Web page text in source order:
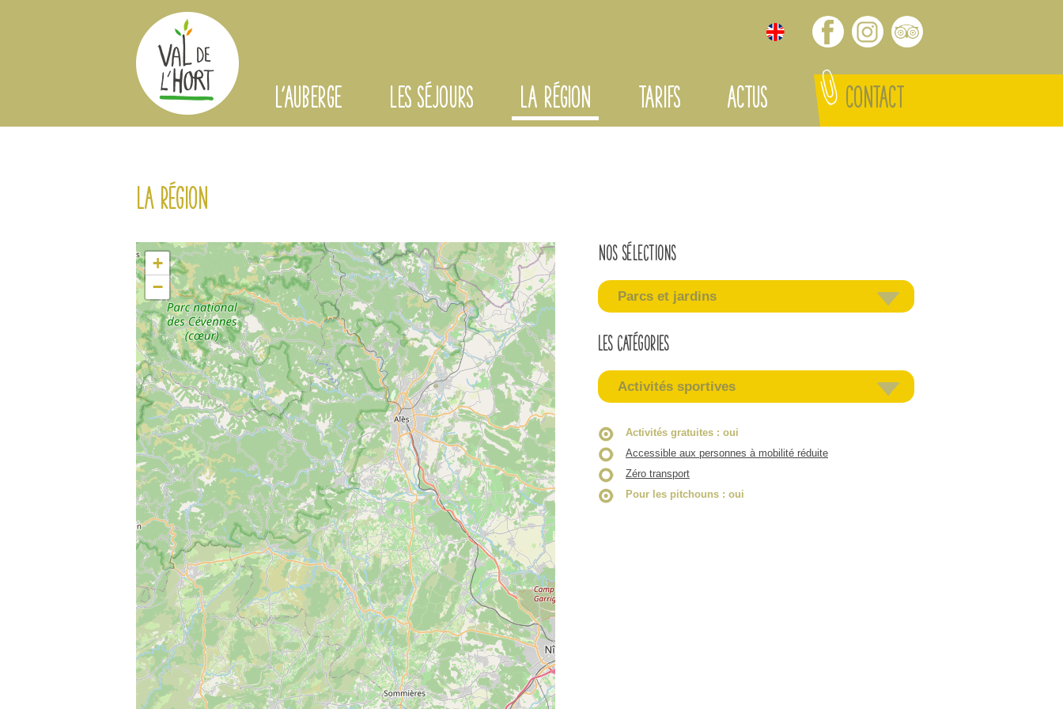
La région
+
−
Nos sélections
Parcs et jardins
Les catégories
Activités sportives
Activités gratuites : oui
Accessible aux personnes à mobilité réduite
Zéro transport
Pour les pitchouns : oui
L'AUBERGE LES SÉJOURS LA RÉGION TARIFS ACTUS CONTACT